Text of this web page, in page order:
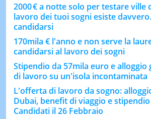
2000 € a notte solo per testare ville
lavoro dei tuoi sogni esiste
candidarsi
170mila € l'anno e non serve la
candidarsi al lavoro dei sogni
Stipendio da 57mila euro e
di lavoro su un'isola incontaminata
L'offerta di lavoro da sogno:
Dubai, benefit di viaggio e
Candidati il 26 Febbraio